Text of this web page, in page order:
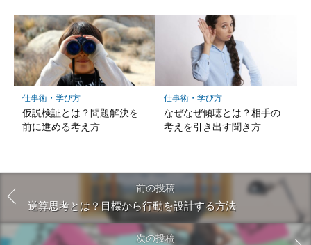
仕事術・学び方
仮説検証とは？問題解決を
前に進める考え方
仕事術・学び方
なぜなぜ傾聴とは？相手の
考えを引き出す聞き方
前の投稿
逆算思考とは？目標から行動を設計する方法
次の投稿